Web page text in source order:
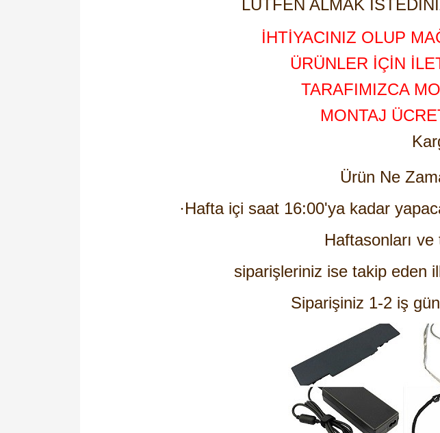
LÜTFEN ALMAK
İHTİYACINIZ OLUP
ÜRÜNLER İÇİN
TARAFIMIZCA
MONTAJ
Ürün Ne
·Hafta içi saat 16:00'ya kadar
Haftasonları
siparişleriniz ise takip eden
Siparişiniz 1-2 iş